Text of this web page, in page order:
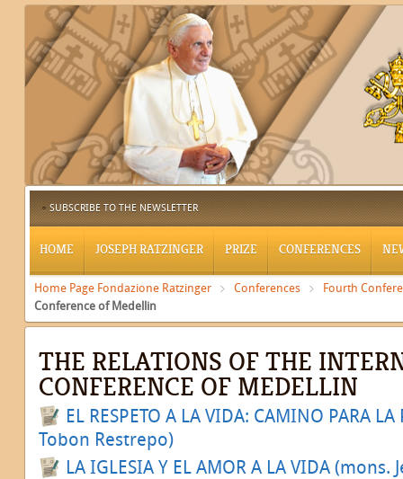
SUBSCRIBE TO THE NEWSLETTER
HOME JOSEPH RATZINGER PRIZE CONFERENCES
Home Page Fondazione Ratzinger Conferences
Fourth
Conference of Medellin
THE RELATIONS OF THE
CONFERENCE OF MEDELLIN
EL RESPETO A LA VIDA: CAMINO PARA
Tobon Restrepo)
LA IGLESIA Y EL AMOR A LA VIDA (mons.